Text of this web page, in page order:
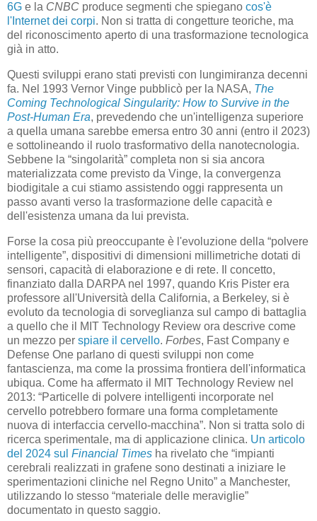
6G e la CNBC produce segmenti che spiegano cos'è
l'Internet dei corpi. Non si tratta di congetture teoriche, ma
del riconoscimento aperto di una trasformazione tecnologica
già in atto.
Questi sviluppi erano stati previsti con lungimiranza decenni
fa. Nel 1993 Vernor Vinge pubblicò per la NASA, The
Coming Technological Singularity: How to Survive in the
Post-Human Era, prevedendo che un'intelligenza superiore
a quella umana sarebbe emersa entro 30 anni (entro il 2023)
e sottolineando il ruolo trasformativo della nanotecnologia.
Sebbene la “singolarità” completa non si sia ancora
materializzata come previsto da Vinge, la convergenza
biodigitale a cui stiamo assistendo oggi rappresenta un
passo avanti verso la trasformazione delle capacità e
dell'esistenza umana da lui prevista.
Forse la cosa più preoccupante è l'evoluzione della “polvere
intelligente”, dispositivi di dimensioni millimetriche dotati di
sensori, capacità di elaborazione e di rete. Il concetto,
finanziato dalla DARPA nel 1997, quando Kris Pister era
professore all'Università della California, a Berkeley, si è
evoluto da tecnologia di sorveglianza sul campo di battaglia
a quello che il MIT Technology Review ora descrive come
un mezzo per spiare il cervello. Forbes, Fast Company e
Defense One parlano di questi sviluppi non come
fantascienza, ma come la prossima frontiera dell'informatica
ubiqua. Come ha affermato il MIT Technology Review nel
2013: “Particelle di polvere intelligenti incorporate nel
cervello potrebbero formare una forma completamente
nuova di interfaccia cervello-macchina”. Non si tratta solo di
ricerca sperimentale, ma di applicazione clinica. Un articolo
del 2024 sul Financial Times ha rivelato che “impianti
cerebrali realizzati in grafene sono destinati a iniziare le
sperimentazioni cliniche nel Regno Unito” a Manchester,
utilizzando lo stesso “materiale delle meraviglie”
documentato in questo saggio.